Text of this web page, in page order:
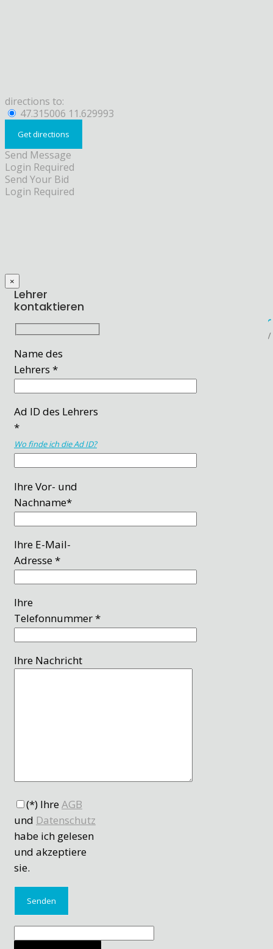
directions to:
47.315006 11.629993
Send Message
Login Required
Send Your Bid
Login Required
×
Lehrer
kontaktieren
Name des
Lehrers *
Ad ID des Lehrers
*
Wo finde ich die Ad ID?
Ihre Vor- und
Nachname*
Ihre E-Mail-
Adresse *
Ihre
Telefonnummer *
Ihre Nachricht
(*) IhreAGB
und Datenschutz
habe ich gelesen
und akzeptiere
sie.